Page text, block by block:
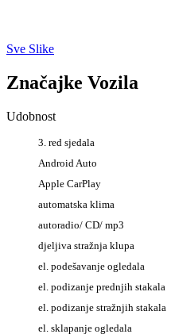
Sve Slike
Značajke Vozila
Udobnost
3. red sjedala
Android Auto
Apple CarPlay
automatska klima
autoradio/ CD/ mp3
djeljiva stražnja klupa
el. podešavanje ogledala
el. podizanje prednjih stakala
el. podizanje stražnjih stakala
el. sklapanje ogledala